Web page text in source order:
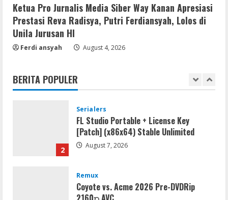
Ketua Pro Jurnalis Media Siber Way Kanan Apresiasi
Prestasi Reva Radisya, Putri Ferdiansyah, Lolos di
Unila Jurusan HI
Ferdi ansyah August 4, 2026
BERITA POPULER
5 August 6, 2026
1
Microsoft Office Auto-Activated
2
FL Studio Portable + License Key
[Patch] (x86x64) Stable Unlimited
August 7, 2026
Coyote vs. Acme 2026 Pre-DVDRip
2160𝚙 AVC